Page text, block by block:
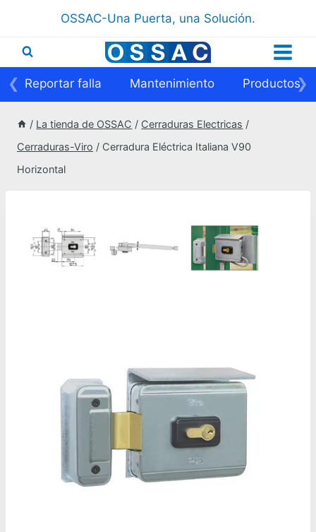
contenido
OSSAC-Una Puerta, una Solución.
Reportar falla Mantenimiento Productos
❮ ❯
/ La tienda de OSSAC / Cerraduras Electricas /
Cerraduras-Viro / Cerradura Eléctrica Italiana V90
Horizontal